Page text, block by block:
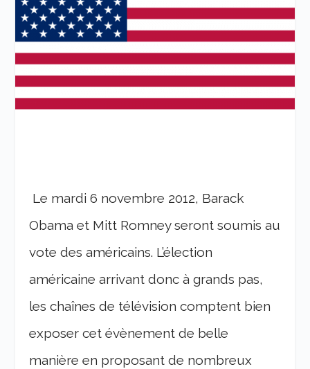
Le mardi 6 novembre 2012, Barack
Obama et Mitt Romney seront soumis au
vote des américains. L’élection
américaine arrivant donc à grands pas,
les chaînes de télévision comptent bien
exposer cet évènement de belle
manière en proposant de nombreux